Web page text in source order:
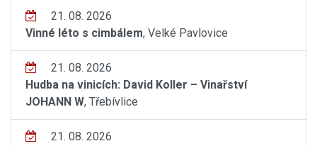
21. 08. 2026
Vinné léto s cimbálem, Velké Pavlovice
21. 08. 2026
Hudba na vinicích: David Koller – Vinařství
JOHANN W, Třebívlice
21. 08. 2026